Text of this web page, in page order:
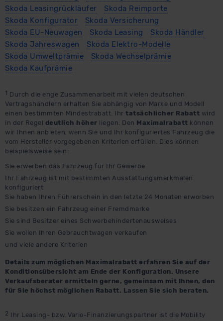
außerhalb der EU zu übermitteln oder dort verarbeiten zu
lassen. Soweit eine Übermittlung in ein Land außerhalb
der EU erfolgt, erfolgt dies ausschließlich auf der
Grundlage eines Angemessenheitsbeschlusses der EU-
Kommission (Art. 45 Abs. 1 DSGVO), von
Standarddatenschutzklauseln (Art. 46 Abs. 2 lit. c
erteilen. Nähere Informationen zu den bestehenden
Datenschutzklauseln können Sie über den Kontakt zu
unserem Datenschutzbeauftragten unter
datenschutz@meinauto.de anfordern.
Datenschutzerklärung
Skoda Leasingrückläufer
Skoda Reimporte
Skoda Konfigurator
Skoda Versicherung
Skoda EU-Neuwagen
Skoda Leasing
Skoda Händler
Skoda Jahreswagen
Skoda Elektro-Modelle
Skoda Umweltprämie
Skoda Wechselprämie
Skoda Kaufprämie
1 Durch die enge Zusammenarbeit mit vielen deutschen
Vertragshändlern erhalten Sie abhängig von Marke und Modell
einen bestimmten Mindestrabatt. Ihr tatsächlicher Rabatt wird
in der Regel deutlich höher liegen. Den Maximalrabatt können
wir Ihnen anbieten, wenn Sie und Ihr konfiguriertes Fahrzeug die
vom Hersteller vorgegebenen Kriterien erfüllen. Dies können
beispielsweise sein:
Sie erwerben das Fahrzeug für Ihr Gewerbe
Ihr Fahrzeug ist mit bestimmten Ausstattungsmerkmalen
konfiguriert
Sie haben Ihren Führerschein in den letzte 24 Monaten erworben
Sie besitzen ein Fahrzeug einer Fremdmarke
Sie sind Besitzer eines Schwerbehindertenausweises
Sie wollen Ihren Gebrauchtwagen verkaufen
und viele andere Kriterien
Details zum möglichen Maximalrabatt erfahren Sie auf der
Konditionsübersicht am Ende der Konfiguration. Unsere
Verkaufsberater ermitteln gerne, gemeinsam mit Ihnen, den
für Sie höchst möglichen Rabatt. Lassen Sie sich beraten.
2 Ihr Leasing- bzw. Vario-Finanzierungspartner ist die Mobility